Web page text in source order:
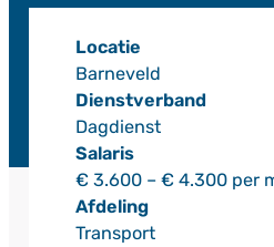
Locatie
Barneveld
Dienstverband
Dagdienst
Salaris
€ 3.600 – € 4.300 per
Afdeling
Transport